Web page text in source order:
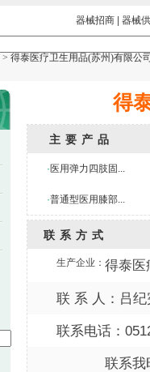
器械招商 器械
> 得泰医疗卫生用品(苏州)有限公
得
主要产品
· 医用弹力四肢固...
·普通型医用膝部...
联系方式
生产企业： 得泰医
联 系 人：吕纪
联系电话：
联系我